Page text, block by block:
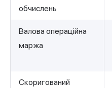
обчислень
Валова операційна
маржа
Скоригований